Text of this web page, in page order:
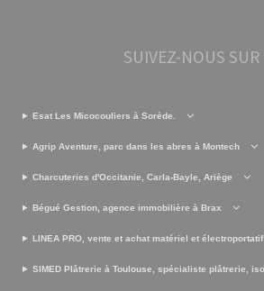
SUIVEZ-NOUS SUR
Esat Les Micocouliers à Sorède.
Agrip Aventure, parc dans les abres à Montech
Charcuteries d'Occitanie, Carla-Bayle, Ariège
Bégué Gestion, agence immobilière à Brax
LINEA PRO, vente et achat matériel et
SIMED Plâtrerie à Toulouse, spécialiste plâtrerie,